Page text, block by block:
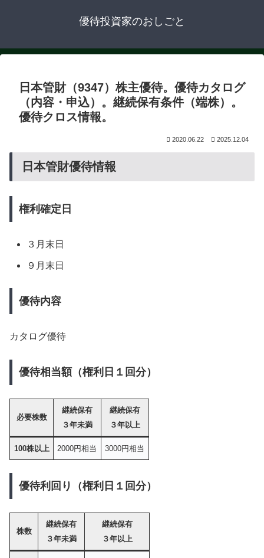
優待投資家のおしごと
日本管財（9347）株主優待。優待カタログ
（内容・申込）。継続保有条件（端株）。
優待クロス情報。
2020.06.22 2025.12.04
日本管財優待情報
権利確定日
３月末日
９月末日
優待内容
カタログ優待
優待相当額（権利日１回分）
必要株数
継続保有
３年未満
継続保有
３年以上
100株以上 2000円相当 3000円相当
優待利回り（権利日１回分）
株数
継続保有
３年未満
継続保有
３年以上